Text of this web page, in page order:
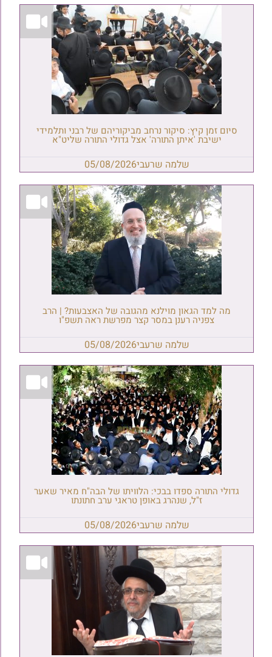
סיום זמן קיץ: סיקור נרחב מביקוריהם של רבני ותלמידי
ישיבת 'איתן התורה' אצל גדולי התורה שליט"א
שלמה שרעבי05/08/2026
מה למד הגאון מוילנא מהגובה של האצבעות? | הרב
צפניה רענן במסר קצר מפרשת ראה תשפ"ו
שלמה שרעבי05/08/2026
גדולי התורה ספדו בבכי: הלוויתו של הבה"ח מאיר שאער
ז"ל, שנהרג באופן טראגי ערב חתונתו
שלמה שרעבי05/08/2026